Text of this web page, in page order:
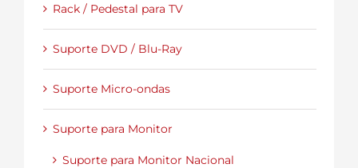
Rack / Pedestal para TV
Suporte DVD / Blu-Ray
Suporte Micro-ondas
Suporte para Monitor
Suporte para Monitor Nacional